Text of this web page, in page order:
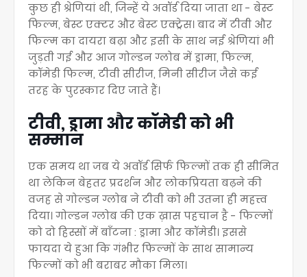
कुछ ही श्रेणियां थी, जिन्हें ये अवॉर्ड दिया जाता था - बेस्ट
फिल्म, बेस्ट एक्टर और बेस्ट एक्ट्रेस। बाद में टीवी और
फिल्म का दायरा बढ़ा और इसी के साथ नई श्रेणियां भी
जुड़ती गई और आज गोल्डन ग्लोब में ड्रामा, फिल्म,
कॉमेडी फिल्म, टीवी सीरीज, मिनी सीरीज जैसे कई
तरह के पुरस्कार दिए जाते हैं।
टीवी, ड्रामा और कॉमेडी को भी
सम्मान
एक समय था जब ये अवॉर्ड सिर्फ फिल्मों तक ही सीमित
था लेकिन बेहतर प्रदर्शन और लोकप्रियता बढ़ने की
वजह से गोल्डन ग्लोब ने टीवी को भी उतना ही महत्त्व
दिया। गोल्डन ग्लोब की एक ख़ास पहचान है - फिल्मों
को दो हिस्सों में बाँटना : ड्रामा और कॉमेडी। इससे
फायदा ये हुआ कि गंभीर फिल्मों के साथ सामान्य
फिल्मों को भी बराबर मौका मिला।